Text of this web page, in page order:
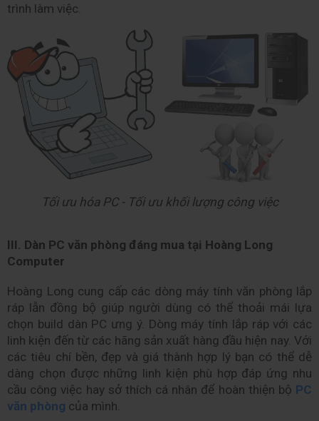
trình làm việc.
Tối ưu hóa PC - Tối ưu khối lượng công việc
III. Dàn PC văn phòng đáng mua tại Hoàng Long
Computer
Hoàng Long cung cấp các dòng máy tính văn phòng lắp
ráp lẫn đồng bộ giúp người dùng có thể thoải mái lựa
chọn build dàn PC ưng ý. Dòng máy tính lắp ráp với các
linh kiện đến từ các hãng sản xuất hàng đầu hiện nay. Với
các tiêu chí bền, đẹp và giá thành hợp lý bạn có thể dễ
dàng chọn được những linh kiện phù hợp đáp ứng nhu
cầu công việc hay sở thích cá nhân để hoàn thiện bộ PC
văn phòng của mình.